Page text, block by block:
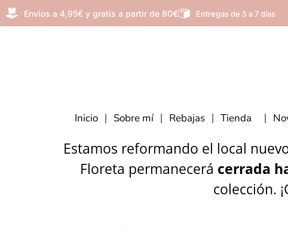
Envíos a 4,95€ y gratis a partir de 80€ Entregas de 5 a 7 días
Inicio Sobre mí Rebajas Tienda
Estamos reformando el local
Floreta permanecerá cerrada
colección.